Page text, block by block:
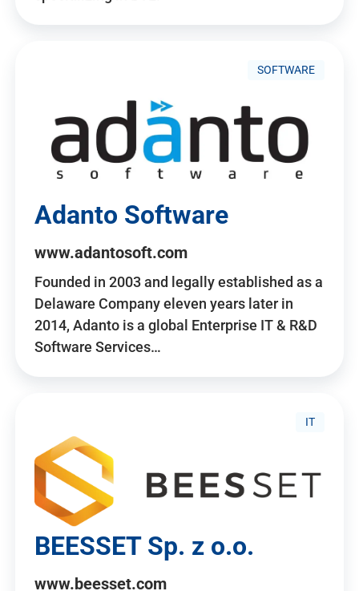
SOFTWARE
Adanto Software
www.adantosoft.com
Founded in 2003 and legally established as a
Delaware Company eleven years later in
2014, Adanto is a global Enterprise IT & R&D
Software Services…
IT
BEESSET Sp. z o.o.
www.beesset.com